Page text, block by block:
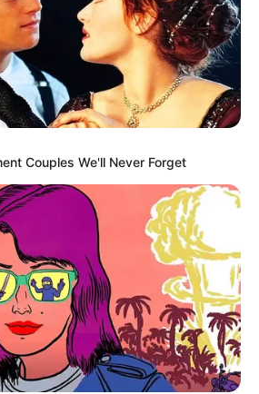
Couples We'll Never Forget